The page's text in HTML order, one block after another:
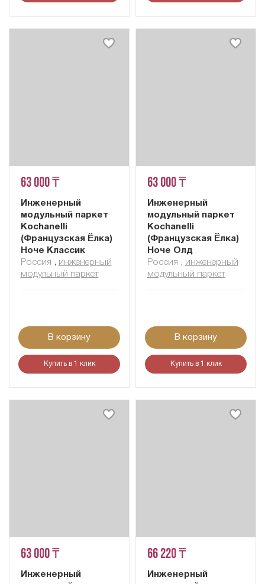
63 000 ₸
Инженерный
модульный паркет
Kochanelli
(Французская Ёлка)
Ноче Классик
Россия , инженерный
модульный паркет
В корзину
Купить в 1 клик
63 000 ₸
Инженерный
модульный паркет
Kochanelli
(Французская Ёлка)
Ноче Олд
Россия , инженерный
модульный паркет
В корзину
Купить в 1 клик
63 000 ₸
Инженерный
66 220 ₸
Инженерный